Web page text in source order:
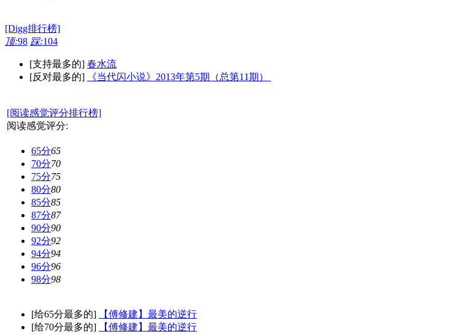
[Digg排行榜]
顶:98 踩:104
[支持最多的] 春水流
[反对最多的]
《当代闪小说》2013年第5期（总第11期）
[阅读感觉评分排行榜]
阅读感觉评分:
65分65
70分70
75分75
80分80
85分85
87分87
90分90
92分92
94分94
96分96
98分98
[给65分最多的]
【傅修建】最美的逆行
[给70分最多的]
【傅修建】最美的逆行